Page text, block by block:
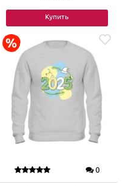
Купить
0